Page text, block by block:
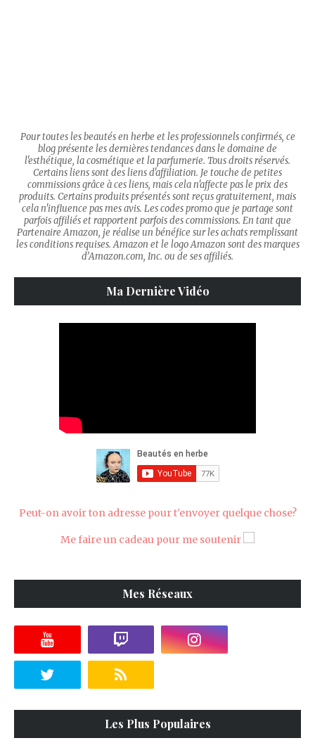
Pour toutes les beautés en herbe et les professionnels confirmés, ce
blog présente les dernières tendances dans le domaine de
l'esthétique, la cosmétique et la parfumerie. Tous droits réservés.
Certains liens sont des liens d'affiliation. Je touche de petites
commissions grâce à ces liens, mais cela n'affecte pas le prix des
produits. Certains produits présentés sont reçus gratuitement, mais
cela n'influence pas mes avis. Les codes promo que je partage sont
parfois affiliés et rapportent parfois des commissions. En tant que
Partenaire Amazon, je réalise un bénéfice sur les achats remplissant
les conditions requises. Amazon et le logo Amazon sont des marques
d’Amazon.com, Inc. ou de ses affiliés.
Ma Dernière Vidéo
Peut-on avoir ton adresse pour t'envoyer quelque chose?
Me faire un cadeau pour me soutenir
Mes Réseaux
Les Plus Populaires